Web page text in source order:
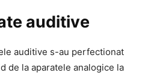
auditive
auditive s-au perfectionat
de la aparatele analogice la